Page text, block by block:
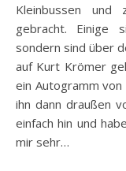
Kleinbussen
gebracht. Einige
sondern sind über
auf Kurt Krömer
ein Autogramm von
ihn dann draußen
einfach hin und
mir sehr…